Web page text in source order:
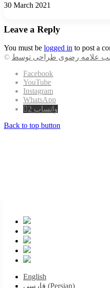
30 March 2021
Leave a Reply
You must be logged in to post a
Facebook
YouTube
Instagram
WhatsApp
واتساپ 2
Back to top button
English
فارسی (Persian)